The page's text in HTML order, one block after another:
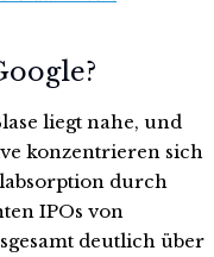
liegt nahe, und
konzentrieren sich
durch
IPOs von
deutlich über